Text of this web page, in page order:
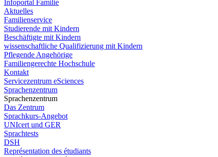
Infoportal Familie
Aktuelles
Familienservice
Studierende mit Kindern
Beschäftigte mit Kindern
wissenschaftliche Qualifizierung mit Kindern
Pflegende Angehörige
Familiengerechte Hochschule
Kontakt
Servicezentrum eSciences
Sprachenzentrum
Sprachenzentrum
Das Zentrum
Sprachkurs-Angebot
UNIcert und GER
Sprachtests
DSH
Représentation des étudiants